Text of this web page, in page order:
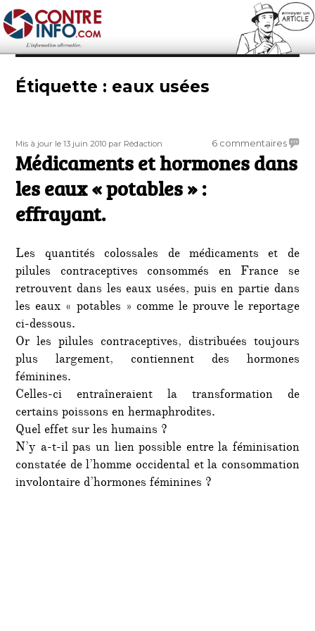
Contre-Info
Étiquette : eaux usées
Publié
le
Mis à jour le 13 juin 2010 Auteur
par Rédaction 6 commentairessur
et
«
Médicaments et hormones dans
les eaux « potables » :
effrayant.
Les quantités colossales de médicaments et de
pilules contraceptives consommés en France se
retrouvent dans les eaux usées, puis en partie dans
les eaux « potables » comme le prouve le reportage
ci-dessous.
Or les pilules contraceptives, distribuées toujours
plus largement, contiennent des hormones
féminines.
Celles-ci entraîneraient la transformation de
certains poissons en hermaphrodites.
Quel effet sur les humains ?
N’y a-t-il pas un lien possible entre la féminisation
constatée de l’homme occidental et la consommation
involontaire d’hormones féminines ?